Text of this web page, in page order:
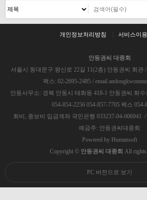
개인정보처리방침 서비스이
안동권씨 대종회
서울시 동대문구 왕산로 22길 11(2층) 안동권씨 회관 /
팩스: 02-2695-2485 / email
안동사무소: 경북 안동시 태화동 418-1 안동권씨 화수
054-854-2256 054-857-7705 팩스 054-
회비, 종보비 입금계좌 국민은행 033237-04-006941 /
예금주: 안동권씨대종회
Powered by Humansoft
Copyright © 안동권씨 대종회 All rights
PC 버전으로 보기